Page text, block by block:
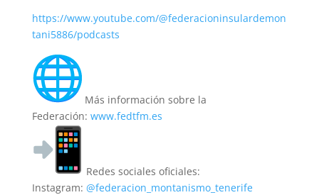
https://www.youtube.com/@federacioninsulardemon
tani5886/podcasts
Más información sobre la
Federación: www.fedtfm.es
Redes sociales oficiales:
Instagram: @federacion_montanismo_tenerife